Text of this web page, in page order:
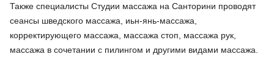
Также специалисты Студии массажа на Санторини проводят
сеансы шведского массажа, иьн-янь-массажа,
корректирующего массажа, массажа стоп, массажа рук,
массажа в сочетании с пилингом и другими видами массажа.